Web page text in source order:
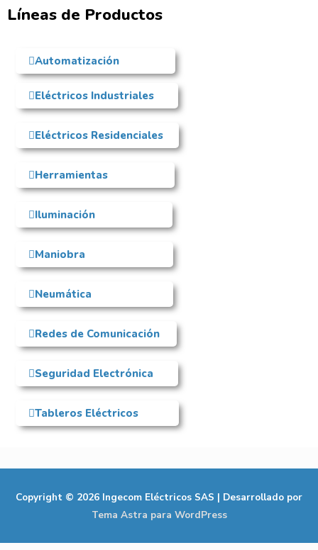
Líneas de Productos
Automatización
Eléctricos Industriales
Eléctricos Residenciales
Herramientas
Iluminación
Maniobra
Neumática
Redes de Comunicación
Seguridad Electrónica
Tableros Eléctricos
Copyright © 2026 Ingecom Eléctricos SAS | Desarrollado por
Tema Astra para WordPress